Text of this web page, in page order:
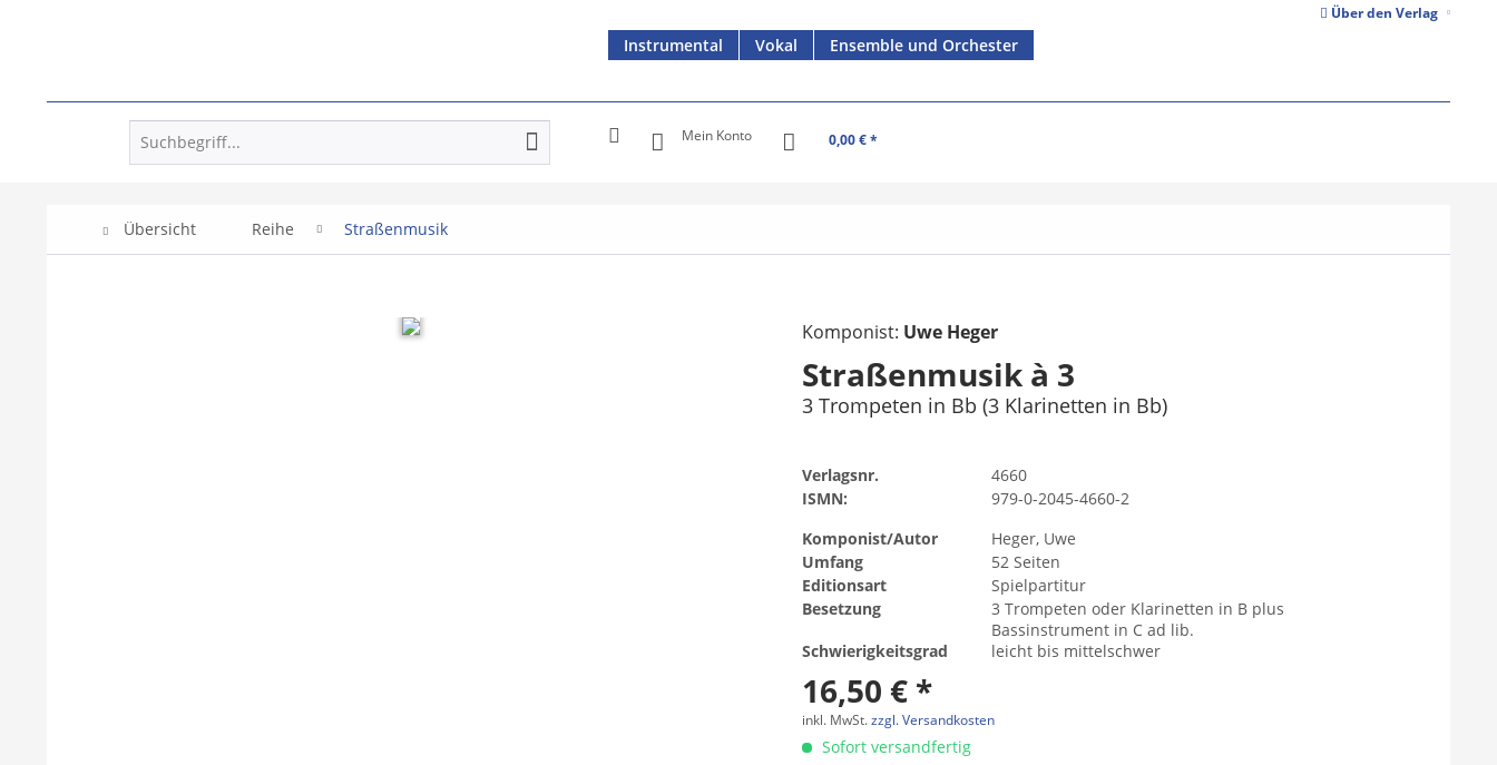
Über den Verlag
Instrumental Vokal Ensemble und Orchester
Mein Konto 0,00 € *
Übersicht Reihe Straßenmusik
Komponist: Uwe Heger
Straßenmusik à 3
3 Trompeten in Bb (3 Klarinetten in Bb)
Verlagsnr.
4660
ISMN:
979-0-2045-4660-2
Komponist/Autor
Heger, Uwe
Umfang
52 Seiten
Editionsart
Spielpartitur
Besetzung
3 Trompeten oder Klarinetten in B plus
Bassinstrument in C ad lib.
Schwierigkeitsgrad
leicht bis mittelschwer
16,50 € *
inkl. MwSt.zzgl. Versandkosten
Sofort versandfertig